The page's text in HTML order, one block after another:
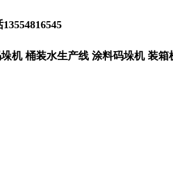
机 桶装水生产线 涂料码垛机 装箱